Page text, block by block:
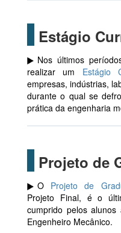
Estágio
Nos últimos
realizar um Estágio
empresas, indústrias,
durante o qual se
prática da engenharia
Projeto de
O Projeto de
Projeto Final, é o
cumprido pelos
Engenheiro Mecânico.